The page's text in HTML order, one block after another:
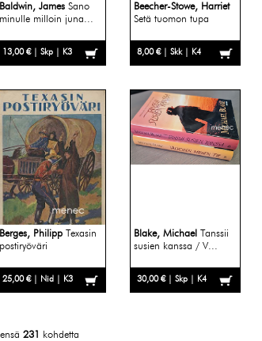
Baldwin, James Sano
minulle milloin juna...
13,00 € | Skp | K3
Beecher-Stowe, Harriet
Setä tuomon tupa
8,00 € | Skk | K4
Berges, Philipp Texasin
postiryöväri
25,00 € | Nid | K3
Blake, Michael Tanssii
susien kanssa / V...
30,00 € | Skp | K4
231 kohdetta